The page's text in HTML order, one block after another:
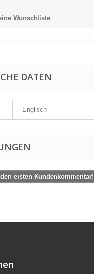
Wunschliste
DATEN
Englisch
ersten Kundenkommentar!